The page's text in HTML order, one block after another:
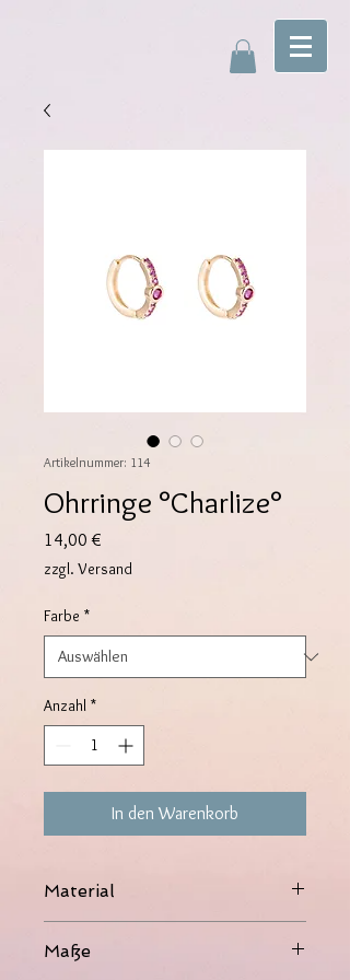
Artikelnummer: 114
Ohrringe °Charlize°
14,00 €
zzgl. Versand
Farbe *
Anzahl *
In den Warenkorb
Material
Maße